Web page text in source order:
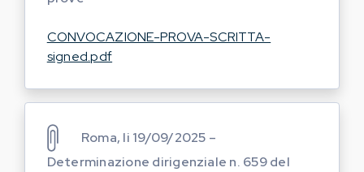
CONVOCAZIONE-PROVA-SCRITTA-
signed.pdf
Roma, li 19/09/2025 –
Determinazione dirigenziale n. 659 del